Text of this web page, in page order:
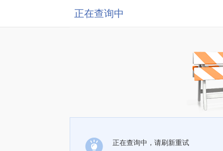
正在查询中
正在查询中，请刷新重试